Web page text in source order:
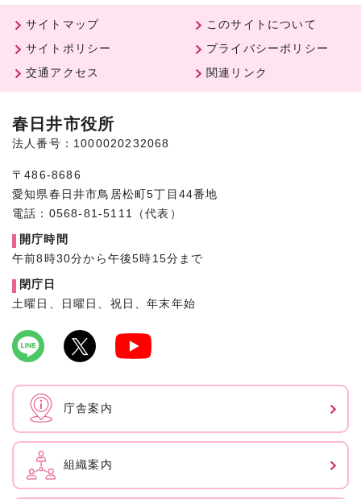
サイトマップ
このサイトについて
サイトポリシー
プライバシーポリシー
交通アクセス
関連リンク
春日井市役所
法人番号：1000020232068
〒486-8686
愛知県春日井市鳥居松町5丁目44番地
電話：0568-81-5111（代表）
開庁時間
午前8時30分から午後5時15分まで
閉庁日
土曜日、日曜日、祝日、年末年始
庁舎案内
組織案内